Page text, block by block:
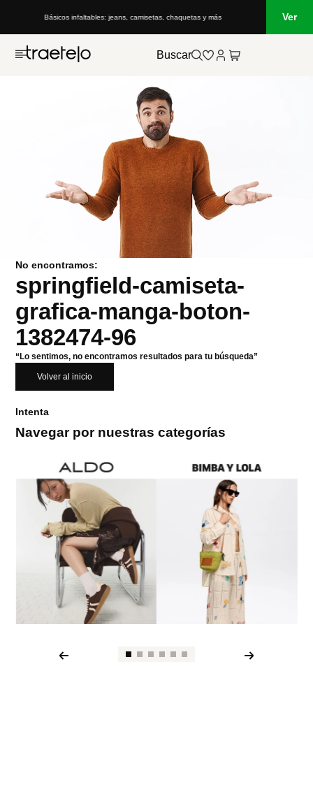
Básicos infaltables: jeans, camisetas, chaquetas y más Ver
Buscar
No encontramos:
springfield-camiseta-
grafica-manga-boton-
1382474-96
“Lo sentimos, no encontramos resultados para tu búsqueda”
Volver al inicio
Intenta
Navegar por nuestras categorías